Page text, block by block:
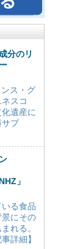
分のリ
ス・グ
スコ
遺産に
サプ
」
る食品
にその
れる。
詳細】